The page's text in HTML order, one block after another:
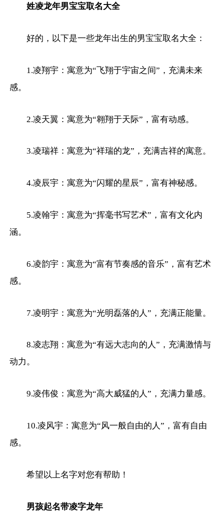
姓凌龙年男宝宝取名大全
好的，以下是一些龙年出生的男宝宝取名大全：
1.凌翔宇：寓意为“飞翔于宇宙之间”，充满未来
感。
2.凌天翼：寓意为“翱翔于天际”，富有动感。
3.凌瑞祥：寓意为“祥瑞的龙”，充满吉祥的寓意。
4.凌辰宇：寓意为“闪耀的星辰”，富有神秘感。
5.凌翰宇：寓意为“挥毫书写艺术”，富有文化内
涵。
6.凌韵宇：寓意为“富有节奏感的音乐”，富有艺术
感。
7.凌明宇：寓意为“光明磊落的人”，充满正能量。
8.凌志翔：寓意为“有远大志向的人”，充满激情与
动力。
9.凌伟俊：寓意为“高大威猛的人”，充满力量感。
10.凌风宇：寓意为“风一般自由的人”，富有自由
感。
希望以上名字对您有帮助！
男孩起名带凌字龙年